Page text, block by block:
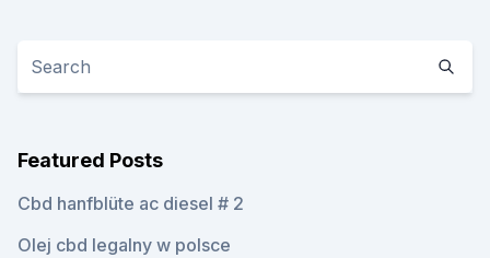
Featured Posts
Cbd hanfblüte ac diesel # 2
Olej cbd legalny w polsce